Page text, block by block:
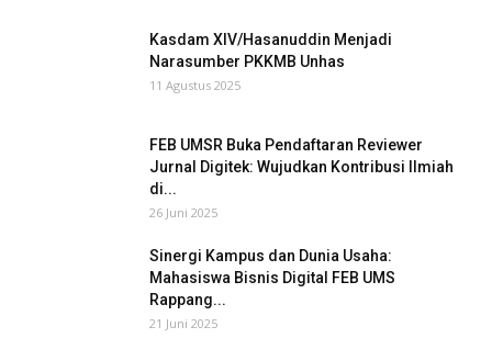
Kasdam XIV/Hasanuddin Menjadi
Narasumber PKKMB Unhas
11 Agustus 2025
FEB UMSR Buka Pendaftaran Reviewer
Jurnal Digitek: Wujudkan Kontribusi Ilmiah
di...
26 Juni 2025
Sinergi Kampus dan Dunia Usaha:
Mahasiswa Bisnis Digital FEB UMS
Rappang...
21 Juni 2025